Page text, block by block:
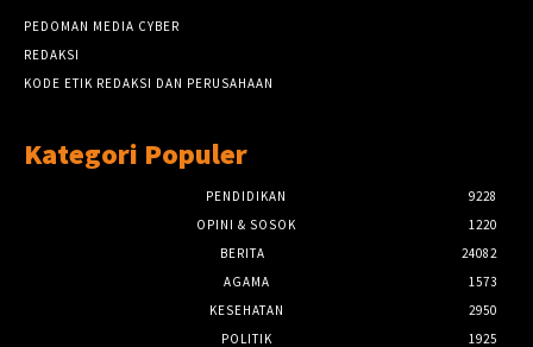
PEDOMAN MEDIA CYBER
REDAKSI
KODE ETIK REDAKSI DAN PERUSAHAAN
Kategori Populer
PENDIDIKAN
9228
OPINI & SOSOK
1220
BERITA
24082
AGAMA
1573
KESEHATAN
2950
POLITIK
1925